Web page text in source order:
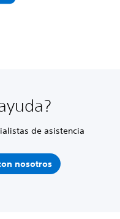
de asistencia
nosotros